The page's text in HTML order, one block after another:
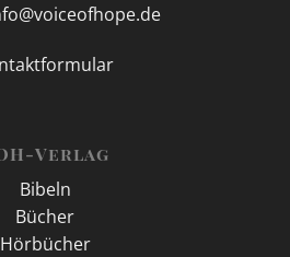
Verlag
Bibeln
Bücher
Hörbücher